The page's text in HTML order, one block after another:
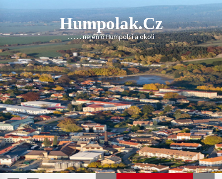
content
Humpolak.cz
. . . . . nejen o Humpolci a okolí